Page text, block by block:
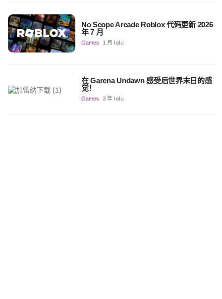
No Scope Arcade Roblox 代码更新 2026
年 7 月
Games 1 月 lalu
在 Garena Undawn 感受后世界末日的感
觉！
Games 3 年 lalu